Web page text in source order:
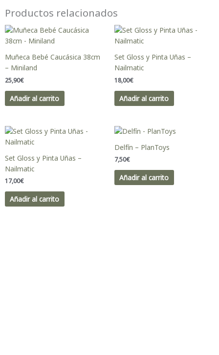
Productos relacionados
Muñeca Bebé Caucásica 38cm
– Miniland
25,90€
Añadir al carrito
Set Gloss y Pinta Uñas –
Nailmatic
18,00€
Añadir al carrito
Set Gloss y Pinta Uñas –
Nailmatic
17,00€
Añadir al carrito
Delfín – PlanToys
7,50€
Añadir al carrito